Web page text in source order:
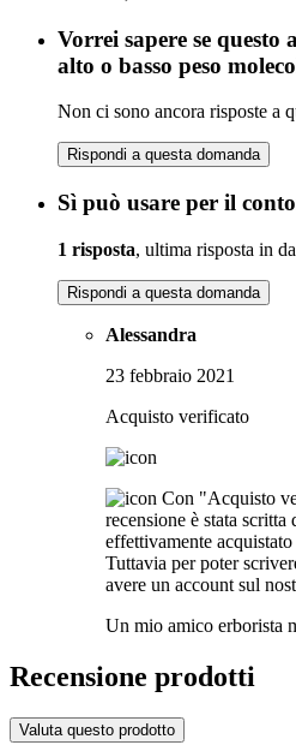
Vorrei sapere se questo
alto o basso peso
Non ci sono ancora risposte a
Rispondi a questa domanda
Sì può usare per il
1 risposta, ultima risposta in
Rispondi a questa domanda
Alessandra
23 febbraio 2021
Acquisto verificato
Con "Acquisto
recensione è stata
effettivamente
Tuttavia per poter
avere un account sul
Un mio amico erborista
Recensione prodotti
Valuta questo prodotto